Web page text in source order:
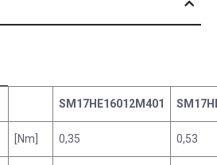
SM17HE16012M401
[Nm] 0,35 0,53